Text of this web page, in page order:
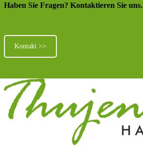
Haben Sie Fragen? Kontaktieren Sie uns.
Kontakt >>